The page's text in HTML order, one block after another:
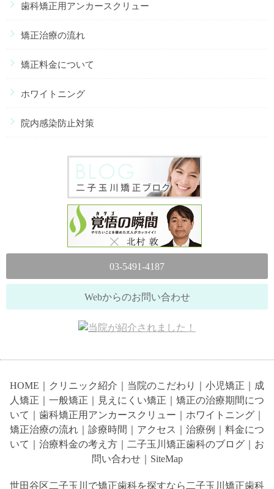
歯科矯正用アンカースクリュー
矯正治療の流れ
矯正料金について
ホワイトニング
院内感染防止対策
03-5491-4187
Webからのお問い合わせ
HOME クリニック紹介 当院のこだわり 小児矯正
成
人矯正
一般矯正 見えにくい矯正
矯正の治療期間につ
いて
歯科矯正用アンカースクリュー ホワイトニング
矯正治療の流れ
診療時間 アクセス 治療例
料金につ
いて
治療料金の考え方 二子玉川矯正歯科のブログ
お
問い合わせ｜ SiteMap
世田谷区二子玉川で矯正歯科を探すなら二子玉川矯正歯科